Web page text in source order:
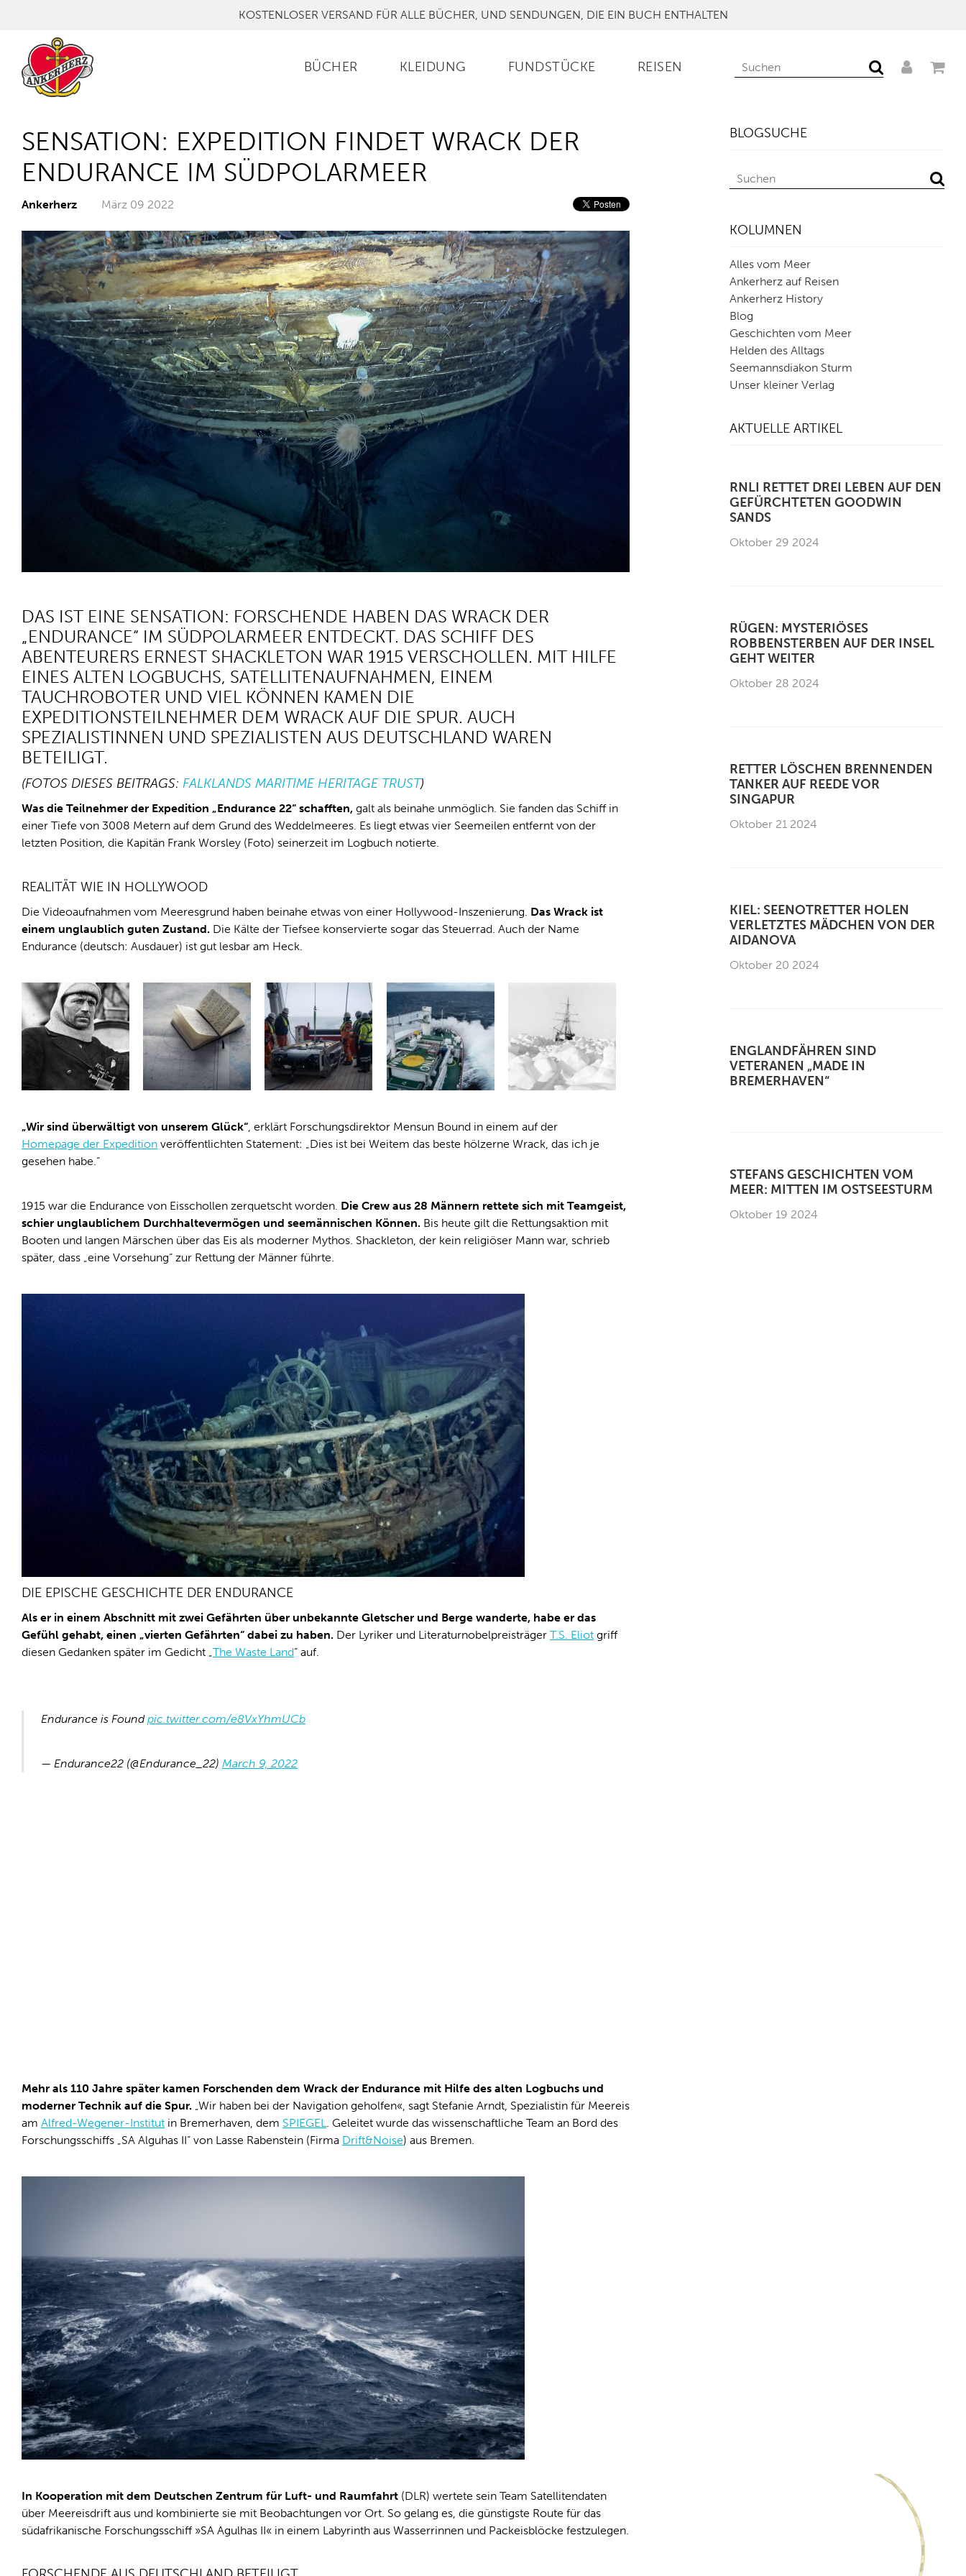
KOSTENLOSER VERSAND FÜR ALLE BÜCHER, UND SENDUNGEN, DIE EIN BUCH ENTHALTEN
BÜCHER KLEIDUNG FUNDSTÜCKE REISEN
SENSATION: EXPEDITION FINDET WRACK DER
ENDURANCE IM SÜDPOLARMEER
Ankerherz März 09 2022
DAS IST EINE SENSATION: FORSCHENDE HABEN DAS WRACK DER
„ENDURANCE“ IM SÜDPOLARMEER ENTDECKT. DAS SCHIFF DES
ABENTEURERS ERNEST SHACKLETON WAR 1915 VERSCHOLLEN. MIT HILFE
EINES ALTEN LOGBUCHS, SATELLITENAUFNAHMEN, EINEM
TAUCHROBOTER UND VIEL KÖNNEN KAMEN DIE
EXPEDITIONSTEILNEHMER DEM WRACK AUF DIE SPUR. AUCH
SPEZIALISTINNEN UND SPEZIALISTEN AUS DEUTSCHLAND WAREN
BETEILIGT.
(FOTOS DIESES BEITRAGS: FALKLANDS MARITIME HERITAGE TRUST)
Was die Teilnehmer der Expedition „Endurance 22“ schafften, galt als beinahe unmöglich. Sie fanden das Schiff in
einer Tiefe von 3008 Metern auf dem Grund des Weddelmeeres. Es liegt etwas vier Seemeilen entfernt von der
letzten Position, die Kapitän Frank Worsley (Foto) seinerzeit im Logbuch notierte.
REALITÄT WIE IN HOLLYWOOD
Die Videoaufnahmen vom Meeresgrund haben beinahe etwas von einer Hollywood-Inszenierung. Das Wrack ist
einem unglaublich guten Zustand. Die Kälte der Tiefsee konservierte sogar das Steuerrad. Auch der Name
Endurance (deutsch: Ausdauer) ist gut lesbar am Heck.
„Wir sind überwältigt von unserem Glück“ , erklärt Forschungsdirektor Mensun Bound in einem auf der
Homepage der Expedition veröffentlichten Statement: „Dies ist bei Weitem das beste hölzerne Wrack, das ich je
gesehen habe.“
1915 war die Endurance von Eisschollen zerquetscht worden. Die Crew aus 28 Männern rettete sich mit Teamgeist,
schier unglaublichem Durchhaltevermögen und seemännischen Können. Bis heute gilt die Rettungsaktion mit
Booten und langen Märschen über das Eis als moderner Mythos. Shackleton, der kein religiöser Mann war, schrieb
später, dass „eine Vorsehung“ zur Rettung der Männer führte.
DIE EPISCHE GESCHICHTE DER ENDURANCE
Als er in einem Abschnitt mit zwei Gefährten über unbekannte Gletscher und Berge wanderte, habe er das
Gefühl gehabt, einen „vierten Gefährten“ dabei zu haben. Der Lyriker und Literaturnobelpreisträger T.S. Eliot griff
diesen Gedanken später im Gedicht „The Waste Land“ auf.
Endurance is Foundpic.twitter.com/e8VxYhmUCb
— Endurance22 (@Endurance_22) March 9, 2022
Mehr als 110 Jahre später kamen Forschenden dem Wrack der Endurance mit Hilfe des alten Logbuchs und
moderner Technik auf die Spur. „Wir haben bei der Navigation geholfen«, sagt Stefanie Arndt, Spezialistin für Meereis
am Alfred-Wegener-Institut in Bremerhaven, dem SPIEGEL. Geleitet wurde das wissenschaftliche Team an Bord des
Forschungsschiffs „SA Alguhas II“ von Lasse Rabenstein (Firma Drift&Noise) aus Bremen.
In Kooperation mit dem Deutschen Zentrum für Luft- und Raumfahrt (DLR) wertete sein Team Satellitendaten
über Meereisdrift aus und kombinierte sie mit Beobachtungen vor Ort. So gelang es, die günstigste Route für das
südafrikanische Forschungsschiff »SA Agulhas II« in einem Labyrinth aus Wasserrinnen und Packeisblöcke festzulegen.
BLOGSUCHE
KOLUMNEN
Alles vom Meer
Ankerherz auf Reisen
Ankerherz History
Blog
Geschichten vom Meer
Helden des Alltags
Seemannsdiakon Sturm
Unser kleiner Verlag
AKTUELLE ARTIKEL
RNLI RETTET DREI LEBEN AUF DEN
GEFÜRCHTETEN GOODWIN
SANDS
Oktober 29 2024
RÜGEN: MYSTERIÖSES
ROBBENSTERBEN AUF DER INSEL
GEHT WEITER
Oktober 28 2024
RETTER LÖSCHEN BRENNENDEN
TANKER AUF REEDE VOR
SINGAPUR
Oktober 21 2024
KIEL: SEENOTRETTER HOLEN
VERLETZTES MÄDCHEN VON DER
AIDANOVA
Oktober 20 2024
ENGLANDFÄHREN SIND
VETERANEN „MADE IN
BREMERHAVEN“
STEFANS GESCHICHTEN VOM
MEER: MITTEN IM OSTSEESTURM
Oktober 19 2024